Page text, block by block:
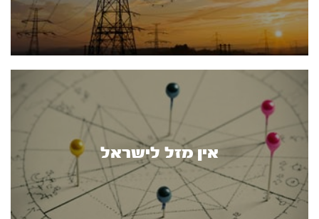
אין מזל לישראל